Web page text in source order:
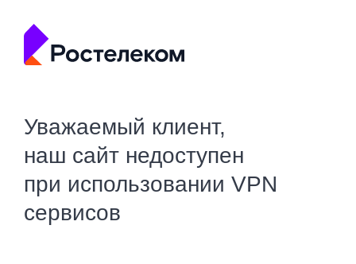
Уважаемый клиент,
наш сайт недоступен
при использовании VPN
сервисов